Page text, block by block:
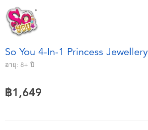
ปาร์ตี้
ของเล่นนุ่มนิ่ม
ไอเทมฤดูร้อน
Marvel มาร์เวล
So You 4-In-1 Princess
อายุ: 8+ ปี
฿1,649